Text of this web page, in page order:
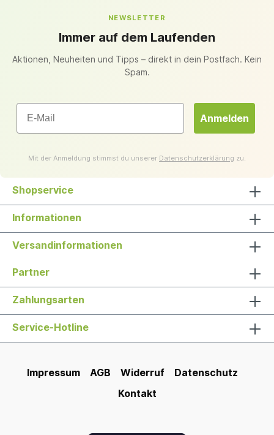
NEWSLETTER
Immer auf dem Laufenden
Aktionen, Neuheiten und Tipps – direkt in dein Postfach. Kein
Spam.
Email
Anmelden
Mit der Anmeldung stimmst du unserer Datenschutzerklärung zu.
Shopservice
Informationen
Versandinformationen
Partner
Zahlungsarten
Service-Hotline
Impressum AGB Widerruf
Datenschutz
Kontakt